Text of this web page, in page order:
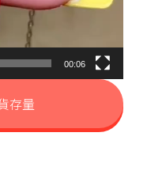
00:06
存量